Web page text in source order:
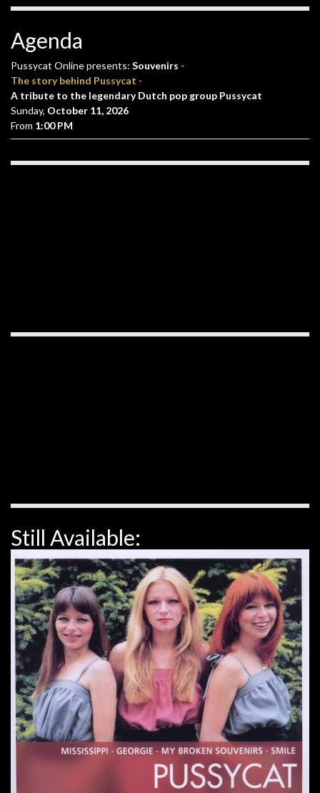
Agenda
Pussycat Online presents: Souvenirs -
The story behind Pussycat -
A tribute to the legendary Dutch pop group Pussycat
Sunday, October 11, 2026
From 1:00 PM
Still Available: